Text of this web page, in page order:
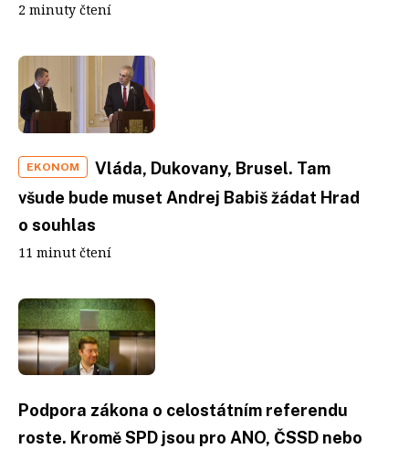
2 minuty čtení
EKONOM
Vláda, Dukovany, Brusel. Tam
všude bude muset Andrej Babiš žádat Hrad
o souhlas
11 minut čtení
Podpora zákona o celostátním referendu
roste. Kromě SPD jsou pro ANO, ČSSD nebo